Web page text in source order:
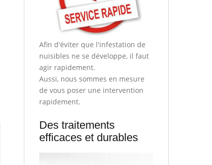
Afin d'éviter que l'infestation de
nuisibles ne se développe, il faut
agir rapidement.
Aussi, nous sommes en mesure
de vous poser une intervention
rapidement.
Des traitements
efficaces et durables